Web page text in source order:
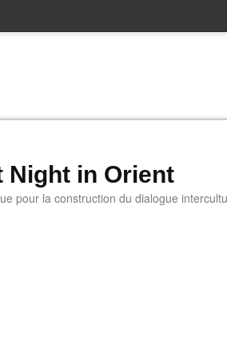
Night in Orient
pour la construction du dialogue